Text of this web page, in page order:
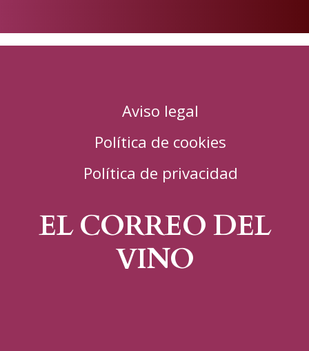
Aviso legal
Política de cookies
Política de privacidad
EL CORREO DEL
VINO